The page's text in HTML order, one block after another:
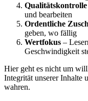
Qualitätskontrolle
und bearbeiten
Ordentliche
geben, wo fällig
Wertfokus –
Geschwindigkeit
Hier geht es nicht um
Integrität unserer Inhalte
wahren.